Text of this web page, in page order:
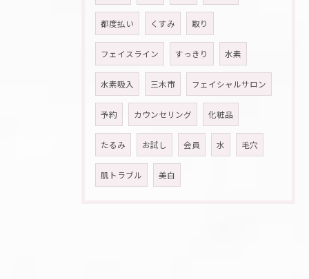
都度払い くすみ 取り
フェイスライン すっきり 水素
水素吸入 三木市 フェイシャルサロン
予約 カウンセリング 化粧品
たるみ お試し 会員 水 毛穴
肌トラブル 美白